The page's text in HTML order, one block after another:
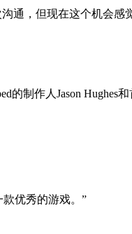
通，但现在这个机会
的制作人Jason Hughes
优秀的游戏。”